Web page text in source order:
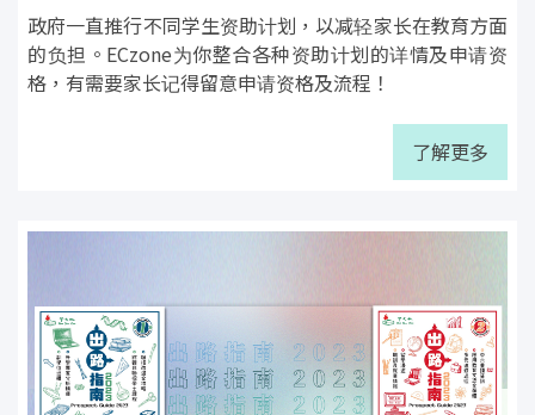
政府一直推行不同学生资助计划，以减轻家长在教育方面
的负担。ECzone为你整合各种资助计划的详情及申请资
格，有需要家长记得留意申请资格及流程！
了解更多